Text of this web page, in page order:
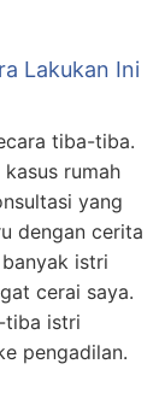
Lakukan Ini
tiba-tiba.
rumah
yang
dengan cerita
istri
cerai saya.
tiba istri
pengadilan.